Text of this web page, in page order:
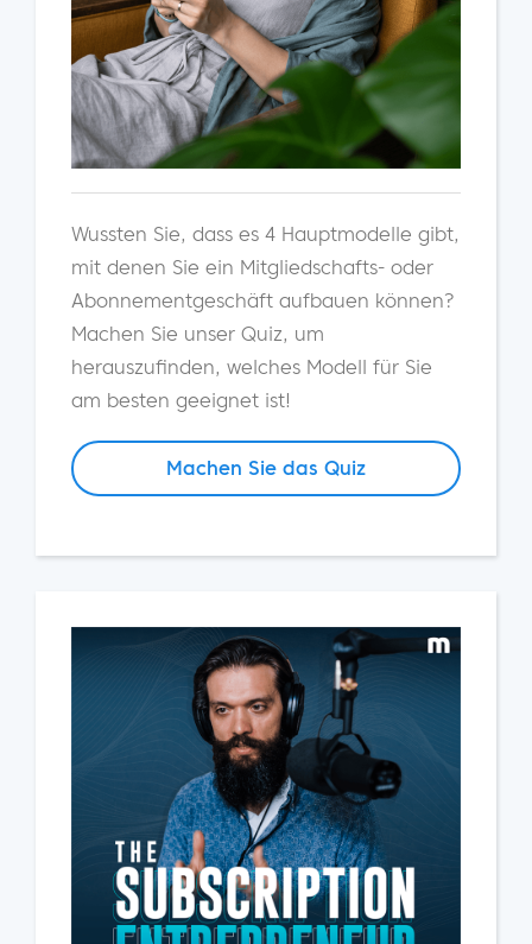
Wussten Sie, dass es 4 Hauptmodelle gibt,
mit denen Sie ein Mitgliedschafts- oder
Abonnementgeschäft aufbauen können?
Machen Sie unser Quiz, um
herauszufinden, welches Modell für Sie
am besten geeignet ist!
Machen Sie das Quiz